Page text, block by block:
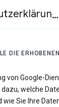
Datenschutzerklärung & Nutzungsbedingungen
DIE
von Google-
welche
wie Sie Ihre